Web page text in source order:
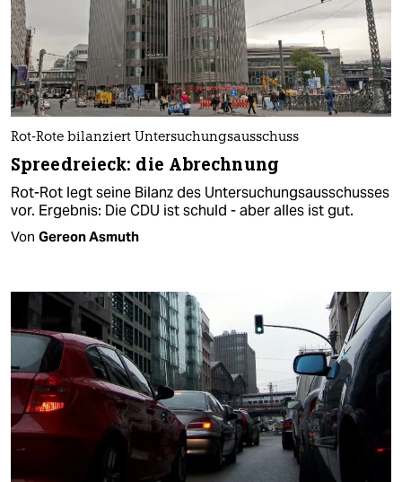
Rot-Rote bilanziert Untersuchungsausschuss
Spreedreieck: die Abrechnung
Rot-Rot legt seine Bilanz des Untersuchungsausschusses
vor. Ergebnis: Die CDU ist schuld - aber alles ist gut.
Von Gereon Asmuth